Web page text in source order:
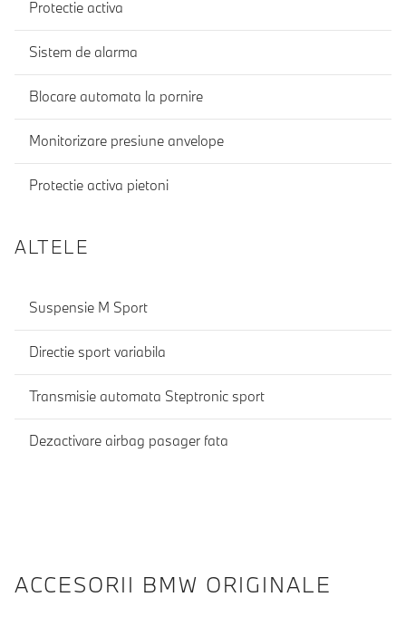
Protectie activa
Sistem de alarma
Blocare automata la pornire
Monitorizare presiune anvelope
Protectie activa pietoni
ALTELE
Suspensie M Sport
Directie sport variabila
Transmisie automata Steptronic sport
Dezactivare airbag pasager fata
ACCESORII BMW ORIGINALE